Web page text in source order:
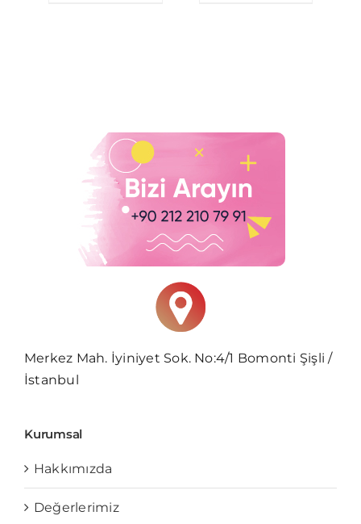
Merkez Mah. İyiniyet Sok. No:4/1 Bomonti Şişli /
İstanbul
Kurumsal
Hakkımızda
Değerlerimiz